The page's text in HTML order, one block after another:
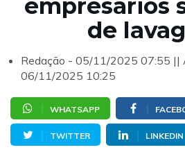
empresários
de
Redação - 05/11/2025 07:55 ||
06/11/2025 10:25
WHATSAPP
TWITTER LINKEDIN